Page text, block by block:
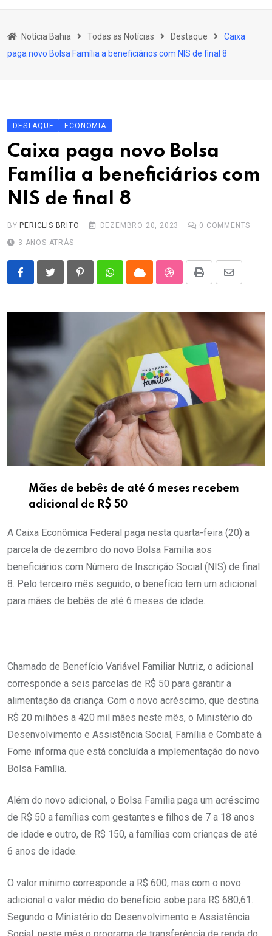
Educação
Esporte
Outros Assuntos
Notícia Bahia Todas as Notícias Destaque
Caixa
paga novo Bolsa Família a beneficiários com NIS de final 8
DESTAQUE ECONOMIA
Caixa paga novo Bolsa
Família a beneficiários com
NIS de final 8
BY PERICLIS BRITO DEZEMBRO 20, 2023 0 COMMENTS
3 ANOS ATRÁS
PinterestWhatsappCloud StumbleUpon
Print
Share
Email
Mães de bebês de até 6 meses recebem
adicional de R$ 50
A Caixa Econômica Federal paga nesta quarta-feira (20) a
parcela de dezembro do novo Bolsa Família aos
beneficiários com Número de Inscrição Social (NIS) de final
8. Pelo terceiro mês seguido, o benefício tem um adicional
para mães de bebês de até 6 meses de idade.
Chamado de Benefício Variável Familiar Nutriz, o adicional
corresponde a seis parcelas de R$ 50 para garantir a
alimentação da criança. Com o novo acréscimo, que destina
R$ 20 milhões a 420 mil mães neste mês, o Ministério do
Desenvolvimento e Assistência Social, Família e Combate à
Fome informa que está concluída a implementação do novo
Bolsa Família.
Além do novo adicional, o Bolsa Família paga um acréscimo
de R$ 50 a famílias com gestantes e filhos de 7 a 18 anos
de idade e outro, de R$ 150, a famílias com crianças de até
6 anos de idade.
O valor mínimo corresponde a R$ 600, mas com o novo
adicional o valor médio do benefício sobe para R$ 680,61.
Segundo o Ministério do Desenvolvimento e Assistência